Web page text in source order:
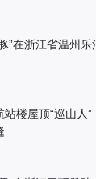
”在浙江省温州
站楼屋顶“巡山人